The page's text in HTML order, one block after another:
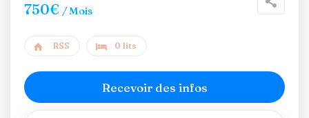
750€ / Mois
RSS 0 lits
Recevoir des infos